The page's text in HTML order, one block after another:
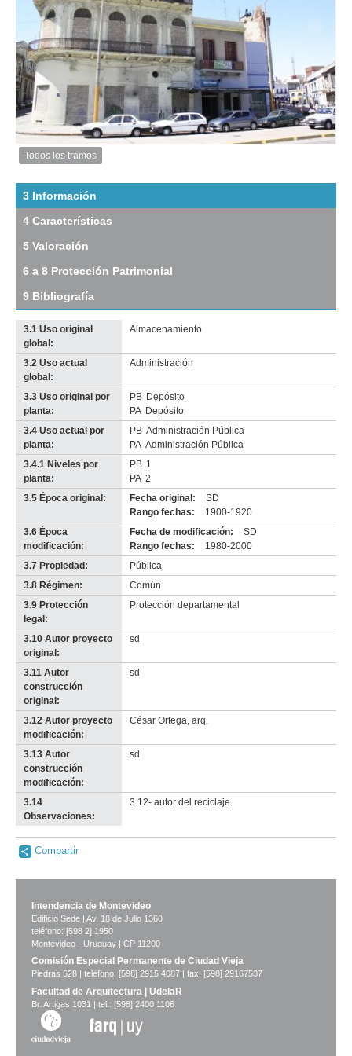
Inventario 2010
Fachada hacia la rambla
Descarga tamaño original
Anterior Pausa Siguiente
Imagen
tramo:
Rbla
25
Agosto
1825
(R
5)
Descargar
tamaño
original
Todos los tramos
Imagen del tramo:
Rbla 25 de Agosto de 1825 (R 5)
Descarga tamaño completo
Anterior Pausa Siguiente
3 Información
4 Características
5 Valoración
6 a 8 Protección Patrimonial
9 Bibliografía
3.1 Uso original
global:
Almacenamiento
3.2 Uso actual
global:
Administración
3.3 Uso original por
planta:
PB Depósito
PA Depósito
3.4 Uso actual por
planta:
PB Administración Pública
PA Administración Pública
3.4.1 Niveles por
planta:
PB 1
PA 2
3.5 Época original:
Fecha original:
SD
Rango fechas:
1900-1920
3.6 Época
modificación:
Fecha de modificación:
SD
Rango fechas:
1980-2000
3.7 Propiedad:
Pública
3.8 Régimen:
Común
3.9 Protección
legal:
Protección departamental
3.10 Autor proyecto
original:
sd
3.11 Autor
construcción
original:
sd
3.12 Autor proyecto
modificación:
César Ortega, arq.
3.13 Autor
construcción
modificación:
sd
3.14
Observaciones:
3.12- autor del reciclaje.
Compartir
Intendencia de Montevideo
Edificio Sede | Av. 18 de Julio 1360
teléfono: [598 2] 1950
Montevideo - Uruguay | CP 11200
Comisión Especial Permanente de Ciudad Vieja
Piedras 528 | teléfono: [598] 2915 4087 | fax: [598] 29167537
Facultad de Arquitectura | UdelaR
Br. Artigas 1031 | tel.: [598] 2400 1106